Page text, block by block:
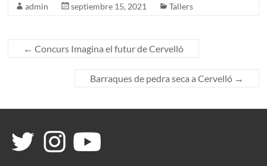
admin septiembre 15, 2021 Tallers
← Concurs Imagina el futur de Cervelló
Barraques de pedra seca a Cervelló →